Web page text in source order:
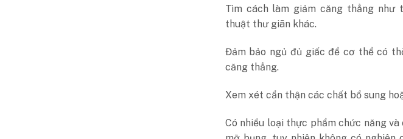
Tìm cách làm giảm căng thẳng như
thuật thư giãn khác.
Đảm bảo ngủ đủ giấc để cơ thể có
căng thẳng.
Xem xét cẩn thận các chất bổ sung
Có nhiều loại thực phẩm chức năng